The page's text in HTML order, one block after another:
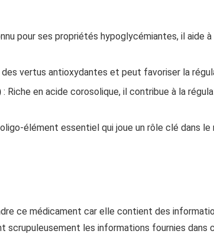
pour ses propriétés hypoglycémiantes, il aide
vertus antioxydantes et peut favoriser la
: Riche en acide corosolique, il contribue à la
oligo-élément essentiel qui joue un rôle clé dans
ce médicament car elle contient des
scrupuleusement les informations fournies